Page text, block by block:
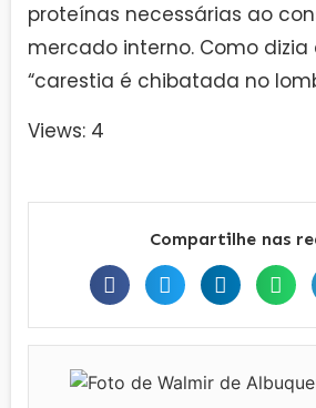
proteínas necessárias ao
mercado interno. Como dizia
“carestia é chibatada no
Views: 4
Compartilhe nas